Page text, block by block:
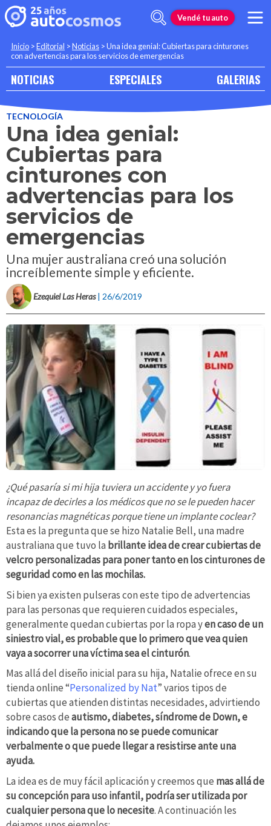
Vendé tu auto
Inicio >Editorial >Noticias >Una idea genial: Cubiertas para cinturones
con advertencias para los servicios de emergencias
NOTICIAS ESPECIALES GALERIAS
TECNOLOGÍA
Una idea genial:
Cubiertas para
cinturones con
advertencias para los
servicios de
emergencias
Una mujer australiana creó una solución
increíblemente simple y eficiente.
Ezequiel Las Heras | 26/6/2019
¿Qué pasaría si mi hija tuviera un accidente y yo fuera
incapaz de decirles a los médicos que no se le pueden hacer
resonancias magnéticas porque tiene un implante coclear?
Esta es la pregunta que se hizo Natalie Bell, una madre
australiana que tuvo la brillante idea de crear cubiertas de
velcro personalizadas para poner tanto en los cinturones de
seguridad como en las mochilas.
Si bien ya existen pulseras con este tipo de advertencias
para las personas que requieren cuidados especiales,
generalmente quedan cubiertas por la ropa yen caso de un
siniestro vial, es probable que lo primero que vea quien
vaya a socorrer una víctima sea el cinturón.
Mas allá del diseño inicial para su hija, Natalie ofrece en su
tienda online “Personalized by Nat” varios tipos de
cubiertas que atienden distintas necesidades, advirtiendo
sobre casos deautismo, diabetes, síndrome de Down, e
indicando que la persona no se puede comunicar
verbalmente o que puede llegar a resistirse ante una
ayuda.
La idea es de muy fácil aplicación y creemos que mas allá de
su concepción para uso infantil, podría ser utilizada por
cualquier persona que lo necesite. A continuación les